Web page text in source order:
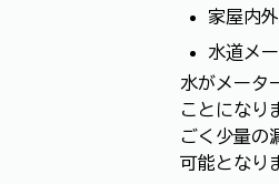
家屋内
水道メ
水がメータ
ことになり
ごく少量の
可能となり